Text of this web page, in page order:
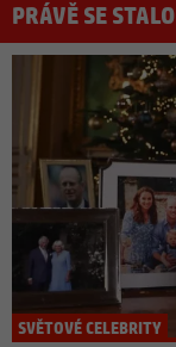
PRÁVĚ SE STALO
SVĚTOVÉ CELEBRITY